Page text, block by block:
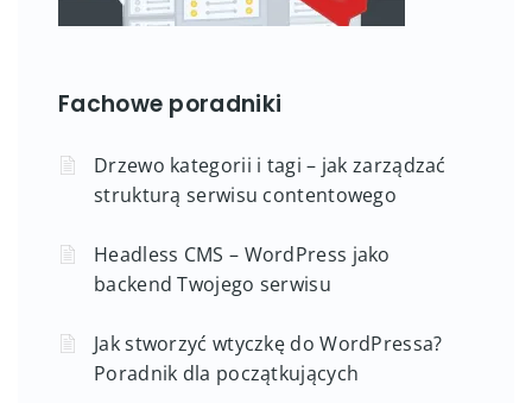
Fachowe poradniki
Drzewo kategorii i tagi – jak zarządzać
strukturą serwisu contentowego
Headless CMS – WordPress jako
backend Twojego serwisu
Jak stworzyć wtyczkę do WordPressa?
Poradnik dla początkujących